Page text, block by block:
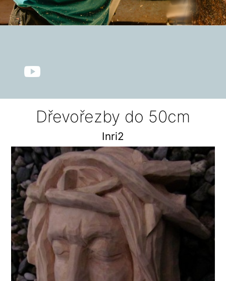
Dřevořezby do 50cm
Inri2